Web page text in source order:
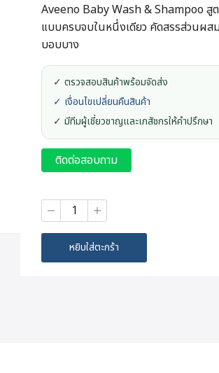
was:
369 บาท.
is:
333 บาท.
Aveeno Baby Wash & Shampoo สู
แบบครบจบในหนึ่งเดียว คัดสรรส่วนผสม
บอบบาง
✓ ตรวจสอบสินค้าพร้อมจัดส่ง
✓ เงื่อนไขเปลี่ยนคืนสินค้า
✓ มีทีมผู้เชี่ยวชาญและเภสัชกรให้คำปรึกษา
ติดต่อสอบถาม
จำนวน
Aveeno
Baby
&
หยิบใส่ตะกร้า